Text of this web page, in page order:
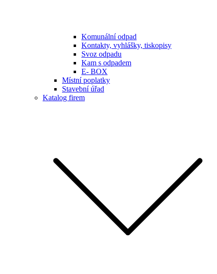
Komunální odpad
Kontakty, vyhlášky, tiskopisy
Svoz odpadu
Kam s odpadem
E- BOX
Místní poplatky
Stavební úřad
Katalog firem